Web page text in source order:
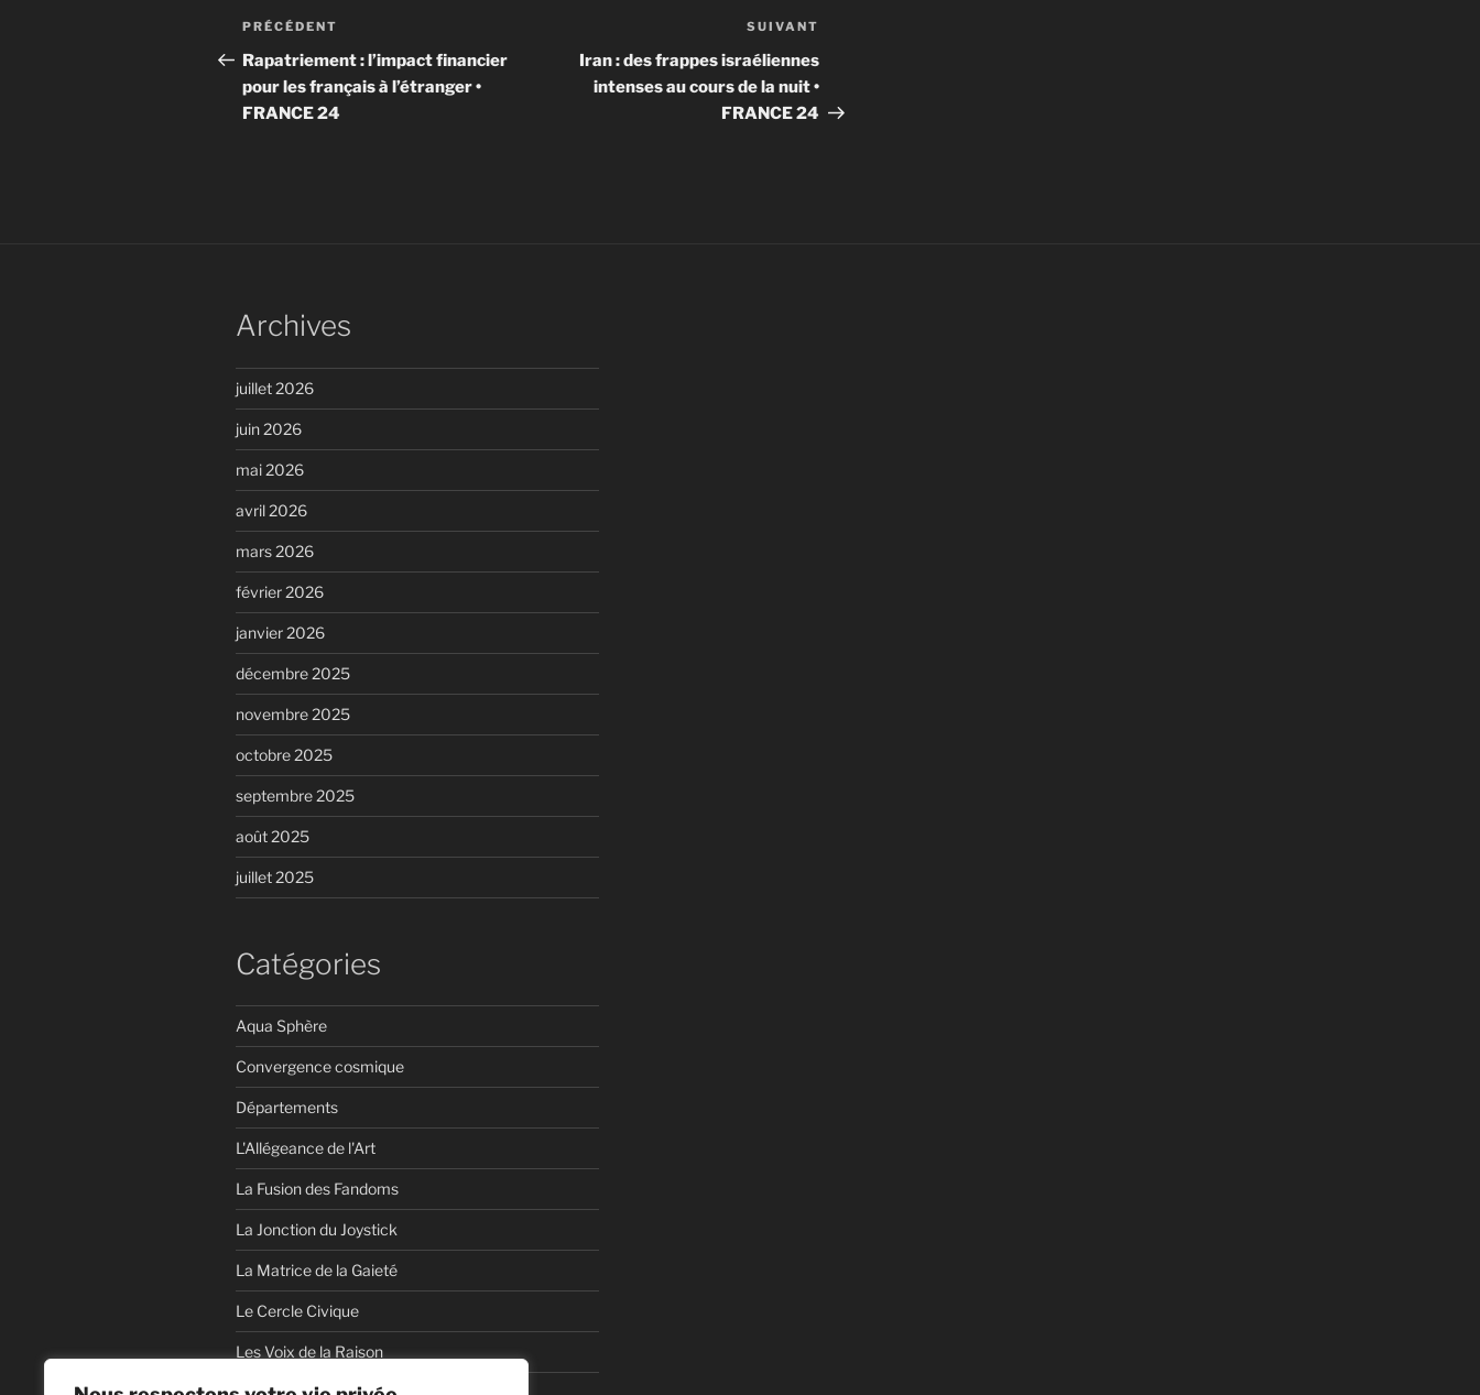
Navigation
de
l’article
Article
précédent
PRÉCÉDENT
Rapatriement : l’impact financier
pour les français à l’étranger •
FRANCE 24
suivant
SUIVANT
Iran : des frappes israéliennes
intenses au cours de la nuit •
FRANCE 24
Archives
juillet 2026
juin 2026
mai 2026
avril 2026
mars 2026
février 2026
janvier 2026
décembre 2025
novembre 2025
octobre 2025
septembre 2025
août 2025
juillet 2025
Catégories
Aqua Sphère
Convergence cosmique
Départements
L'Allégeance de l'Art
La Fusion des Fandoms
La Jonction du Joystick
La Matrice de la Gaieté
Le Cercle Civique
Les Voix de la Raison